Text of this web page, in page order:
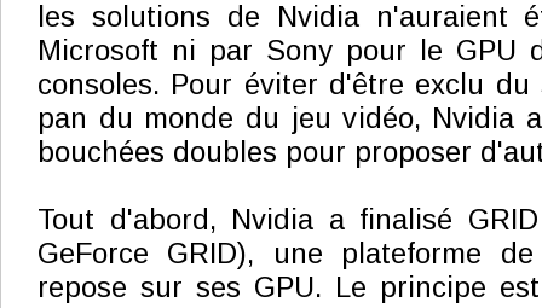
les solutions de Nvidia n'auraient
Microsoft ni par Sony pour le GPU
consoles. Pour éviter d'être exclu
pan du monde du jeu vidéo, Nvidia
bouchées doubles pour proposer
Tout d'abord, Nvidia a finalisé
GeForce GRID), une plateforme
repose sur ses GPU. Le principe